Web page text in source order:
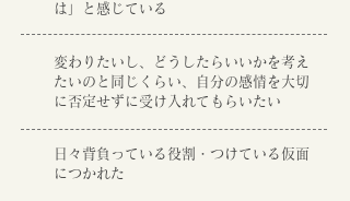
は」と感じている
変わりたいし、どうしたらいいかを考え
たいのと同じくらい、自分の感情を大切
に否定せずに受け入れてもらいたい
日々背負っている役割・つけている仮面
につかれた